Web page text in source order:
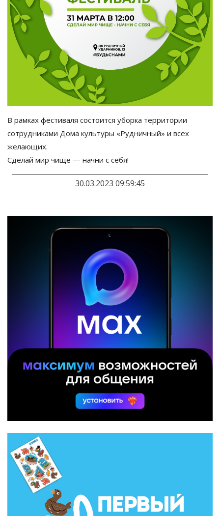
В рамках фестиваля состоится уборка территории
сотрудниками Дома культуры «Рудничный» и всех
желающих.
Сделай мир чище — начни с себя!
30.03.2023 09:59:45